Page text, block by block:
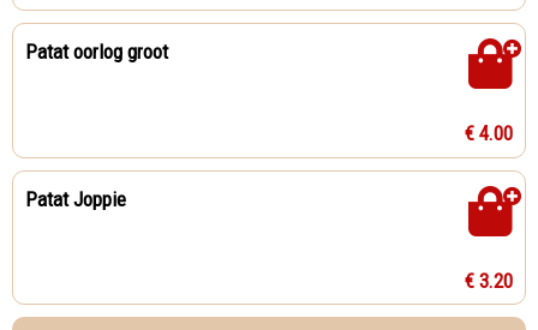
Patat oorlog groot
€ 4.00
Patat Joppie
€ 3.20